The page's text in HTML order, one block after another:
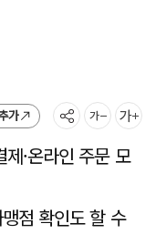
가
·온라인 주문 모
점 확인도 할 수